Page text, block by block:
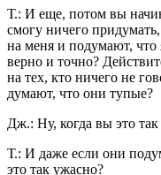
Т.: И еще, потом вы
смогу ничего
на меня и подумают, что
верно и точно?
на тех, кто ничего не
думают, что они тупые?
Дж.: Ну, когда вы это так
Т.: И даже если они
это так ужасно?